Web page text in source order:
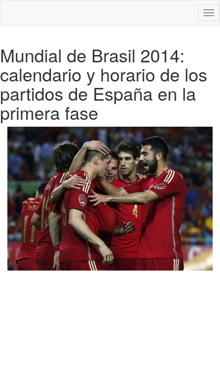
Mundial de Brasil 2014:
calendario y horario de los
partidos de España en la
primera fase